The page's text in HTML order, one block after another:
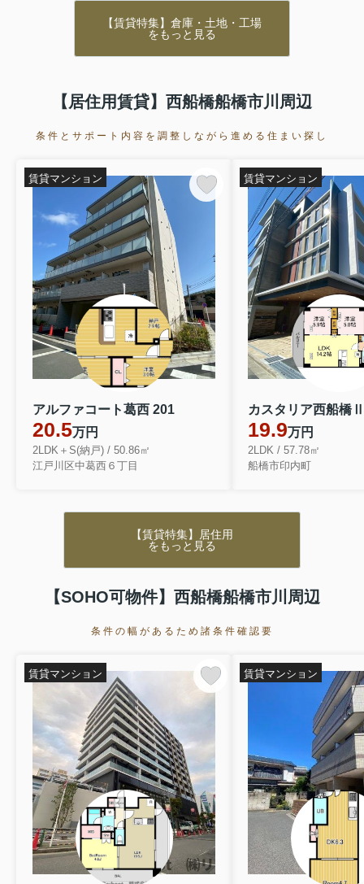
【賃貸特集】倉庫・土地・工場
をもっと見る
【居住用賃貸】西船橋船橋市川周辺
条件とサポート内容を調整しながら進める住まい探し
アルファコート葛西 201
20.5万円
2LDK＋S(納戸) / 50.86㎡
江戸川区中葛西６丁目
賃貸マンション
カスタリア西船橋
19.9万円
2LDK / 57.78㎡
船橋市印内町
賃貸マンション
【賃貸特集】居住用
をもっと見る
【SOHO可物件】西船橋船橋市川周辺
条件の幅があるため諸条件確認要
賃貸マンション 賃貸マンション